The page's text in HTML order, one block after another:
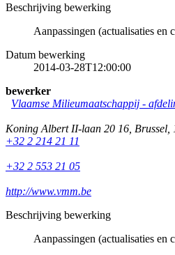
Beschrijving bewerking
Aanpassingen (actualisaties en
Datum bewerking
2014-03-28T12:00:00
bewerker
Vlaamse Milieumaatschappij -
Koning Albert II-laan 20 16 Brussel
+32 2 214 21 11
+32 2 553 21 05
http://www.vmm.be
Beschrijving bewerking
Aanpassingen (actualisaties en